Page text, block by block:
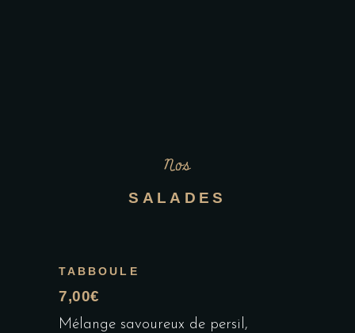
Nos
SALADES
TABBOULE
7,00€
Mélange savoureux de persil,